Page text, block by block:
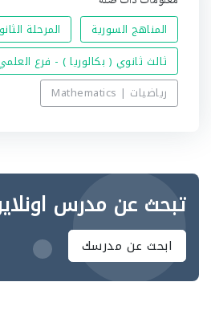
المناهج السورية
المرحلة
ثالث ثانوي ( بكالوريا ) - فرع
رياضيات | Mathematics
تبحث عن مدرس
ابحث عن مدرسك